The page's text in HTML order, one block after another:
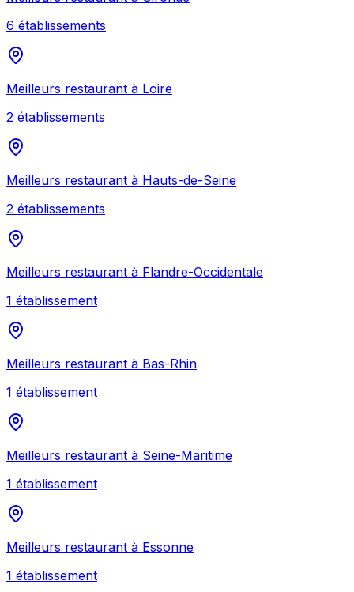
6 établissements
Meilleurs restaurant à Loire
2 établissements
Meilleurs restaurant à Hauts-de-Seine
2 établissements
Meilleurs restaurant à Flandre-Occidentale
1 établissement
Meilleurs restaurant à Bas-Rhin
1 établissement
Meilleurs restaurant à Seine-Maritime
1 établissement
Meilleurs restaurant à Essonne
1 établissement